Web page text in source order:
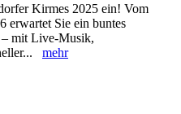
Kirmes 2025 ein! Vom
erwartet Sie ein buntes
– mit Live-Musik,
mehr